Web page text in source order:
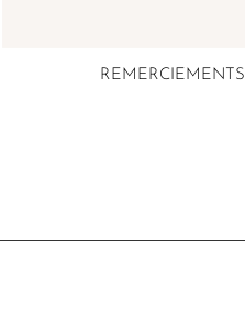
REMERCIEMENTS